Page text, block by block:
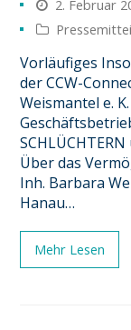
2. Februar
Vorläufiges
der CCW-
Weismantel e.
Über das
Inh. Barbara
Hanau…
Mehr Lesen